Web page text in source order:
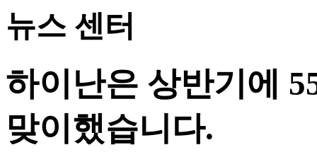
뉴스 센터
하이난은 상반기에
맞이했습니다.